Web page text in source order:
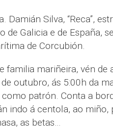
Silva, “Reca”,
Galicia e de España,
de Corcubión.
familia mariñeira, vén de
outubro, ás 5:00h da
patrón. Conta a
indo á centola, ao miño,
as betas…